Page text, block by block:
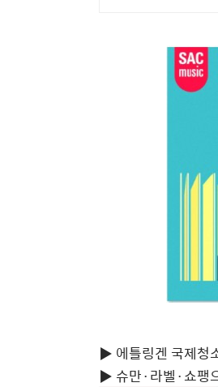
▶ 에틀링겐 국제청
▶ 슈만·라벨·쇼팽